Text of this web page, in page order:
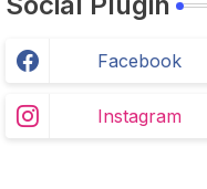
Facebook
Instagram